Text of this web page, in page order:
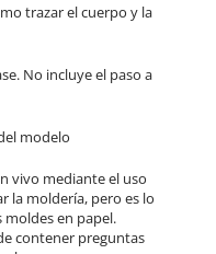
trazar el cuerpo y la
No incluye el paso a
modelo
vivo mediante el uso
la moldería, pero es lo
en papel.
contener preguntas